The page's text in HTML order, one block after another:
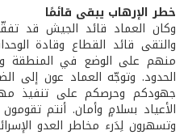
خطر الإرهاب يبقى قائمًا
وكان العماد قائد الجيش قد
والتقى قائد القطاع وقادة
منهم على الوضع في المنطقة
الحدود. وتوجّه العماد عون إلى
جهودكم وحرصكم على تنفيذ
الأعياد بسلامٍ وأمان. أنتم
وتسهرون لِدَرء مخاطر العدو